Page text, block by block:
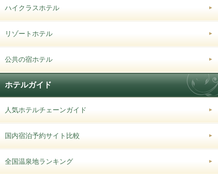
ハイクラスホテル
リゾートホテル
公共の宿ホテル
ホテルガイド
人気ホテルチェーンガイド
国内宿泊予約サイト比較
全国温泉地ランキング